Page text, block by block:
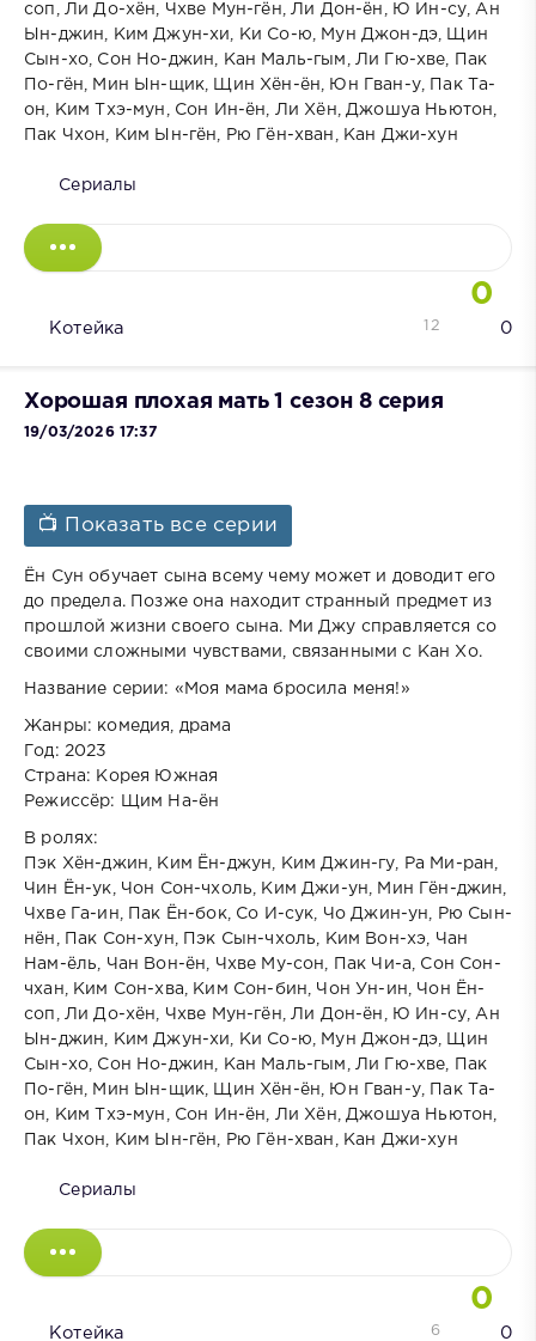
соп, Ли До-хён, Чхве Мун-гён, Ли Дон-ён, Ю Ин-су, Ан
Ын-джин, Ким Джун-хи, Ки Со-ю, Мун Джон-дэ, Щин
Сын-хо, Сон Но-джин, Кан Маль-гым, Ли Гю-хве, Пак
По-гён, Мин Ын-щик, Щин Хён-ён, Юн Гван-у, Пак Та-
он, Ким Тхэ-мун, Сон Ин-ён, Ли Хён, Джошуа Ньютон,
Пак Чхон, Ким Ын-гён, Рю Гён-хван, Кан Джи-хун
Сериалы
0
Котейка 0
12
Хорошая плохая мать 1 сезон 8 серия
19/03/2026 17:37
📺 Показать все серии
Ён Сун обучает сына всему чему может и доводит его
до предела. Позже она находит странный предмет из
прошлой жизни своего сына. Ми Джу справляется со
своими сложными чувствами, связанными с Кан Хо.
Название серии: «Моя мама бросила меня!»
Жанры: комедия, драма
Год: 2023
Страна: Корея Южная
Режиссёр: Щим На-ён
В ролях:
Пэк Хён-джин, Ким Ён-джун, Ким Джин-гу, Ра Ми-ран,
Чин Ён-ук, Чон Сон-чхоль, Ким Джи-ун, Мин Гён-джин,
Чхве Га-ин, Пак Ён-бок, Со И-сук, Чо Джин-ун, Рю Сын-
нён, Пак Сон-хун, Пэк Сын-чхоль, Ким Вон-хэ, Чан
Нам-ёль, Чан Вон-ён, Чхве Му-сон, Пак Чи-а, Сон Сон-
чхан, Ким Сон-хва, Ким Сон-бин, Чон Ун-ин, Чон Ён-
соп, Ли До-хён, Чхве Мун-гён, Ли Дон-ён, Ю Ин-су, Ан
Ын-джин, Ким Джун-хи, Ки Со-ю, Мун Джон-дэ, Щин
Сын-хо, Сон Но-джин, Кан Маль-гым, Ли Гю-хве, Пак
По-гён, Мин Ын-щик, Щин Хён-ён, Юн Гван-у, Пак Та-
он, Ким Тхэ-мун, Сон Ин-ён, Ли Хён, Джошуа Ньютон,
Пак Чхон, Ким Ын-гён, Рю Гён-хван, Кан Джи-хун
Сериалы
0
Котейка 0
6